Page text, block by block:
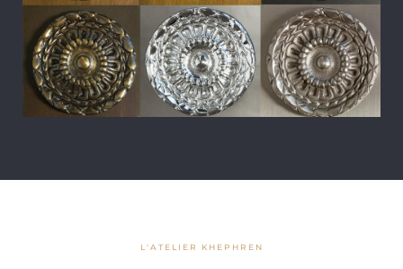
L'ATELIER KHEPHREN